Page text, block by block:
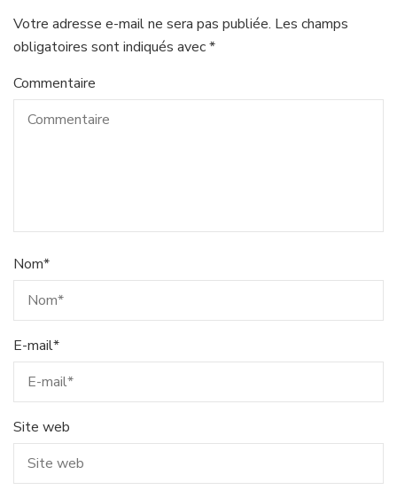
Votre adresse e-mail ne sera pas publiée. Les champs
obligatoires sont indiqués avec*
Commentaire
Nom*
E-mail*
Site web